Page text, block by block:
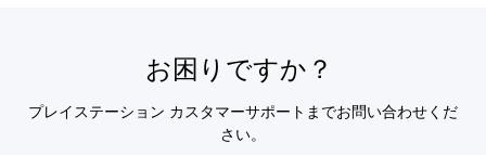
お困りですか？
プレイステーション カスタマーサポートまでお問い合わせくだ
さい。